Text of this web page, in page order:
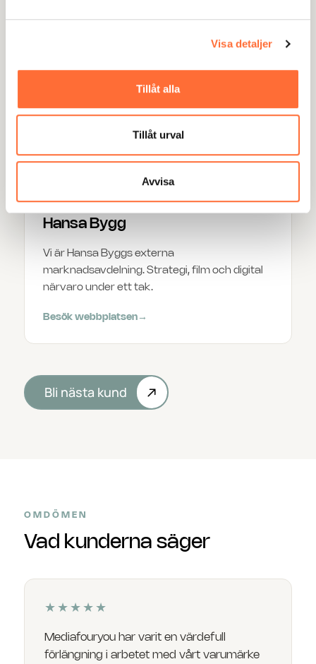
Visa detaljer
Tillåt alla
Tillåt urval
Avvisa
SEO och Google Ads hjälpte Boneo att
etablera sig som en stark ny aktör på
Besök webbplatsen→
Hansa Bygg
Vi är Hansa Byggs externa
marknadsavdelning. Strategi, film och digital
närvaro under ett tak.
Besök webbplatsen →
Bli nästa kund
OMDÖMEN
Vad kunderna säger
★★★★★
Mediafouryou har varit en värdefull
förlängning i arbetet med vårt varumärke